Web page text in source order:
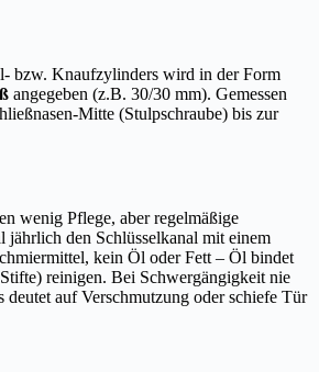
bzw. Knaufzylinders wird in der Form
angegeben (z.B. 30/30 mm). Gemessen
Mitte (Stulpschraube) bis zur
wenig Pflege, aber regelmäßige
jährlich den Schlüsselkanal mit einem
kein Öl oder Fett – Öl bindet
reinigen. Bei Schwergängigkeit nie
deutet auf Verschmutzung oder schiefe Tür